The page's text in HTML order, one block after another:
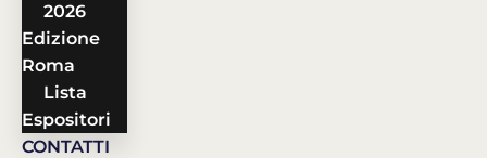
2026
Edizione
Roma
Lista
Espositori
CONTATTI